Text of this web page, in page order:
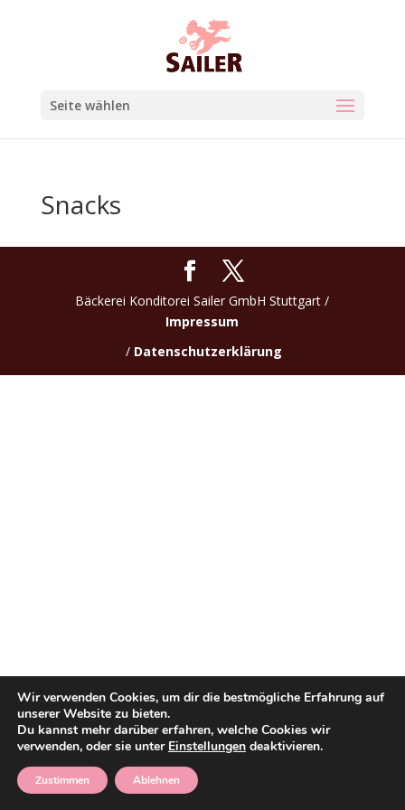
Seite wählen
Snacks
Bäckerei Konditorei Sailer GmbH Stuttgart /
Impressum
/ Datenschutzerklärung
Wir verwenden Cookies, um dir die bestmögliche Erfahrung auf
unserer Website zu bieten.
Du kannst mehr darüber erfahren, welche Cookies wir
verwenden, oder sie unter Einstellungen deaktivieren.
Zustimmen Ablehnen